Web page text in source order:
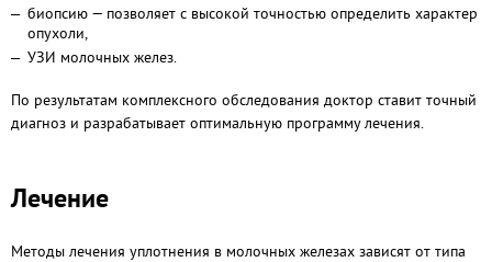
биопсию — позволяет с высокой точностью определить характер
опухоли,
УЗИ молочных желез.
По результатам комплексного обследования доктор ставит точный
диагноз и разрабатывает оптимальную программу лечения.
Лечение
Методы лечения уплотнения в молочных железах зависят от типа